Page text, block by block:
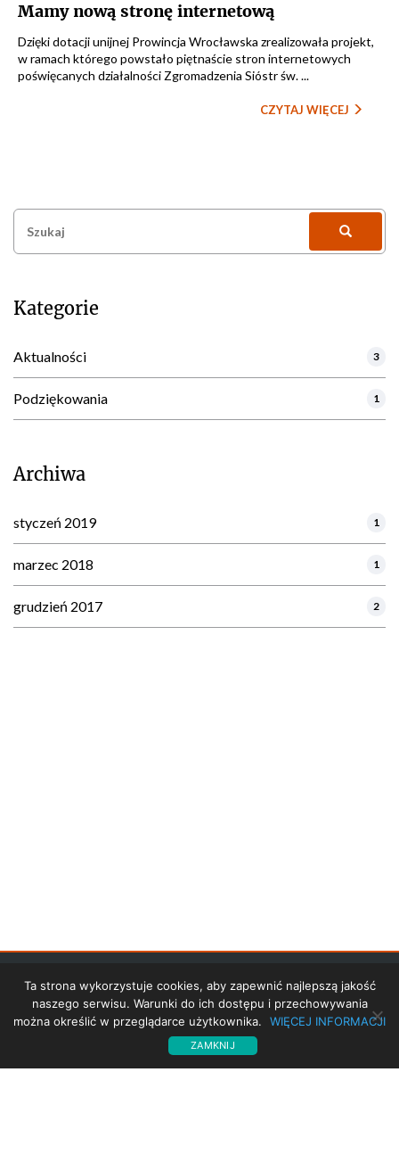
Mamy nową stronę internetową
Dzięki dotacji unijnej Prowincja Wrocławska zrealizowała projekt,
w ramach którego powstało piętnaście stron internetowych
poświęcanych działalności Zgromadzenia Sióstr św. ...
CZYTAJ WIĘCEJ
Kategorie
Aktualności 3
Podziękowania 1
Archiwa
styczeń 2019 1
marzec 2018 1
grudzień 2017 2
Ta strona wykorzystuje cookies, aby zapewnić najlepszą jakość
naszego serwisu. Warunki do ich dostępu i przechowywania
można określić w przeglądarce użytkownika.
WIĘCEJ INFORMACJI
ZAMKNIJ
POLITYKA PRYWATNOŚCI